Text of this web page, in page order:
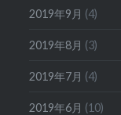
2019年9月 (4)
2019年8月 (3)
2019年7月 (4)
2019年6月 (10)